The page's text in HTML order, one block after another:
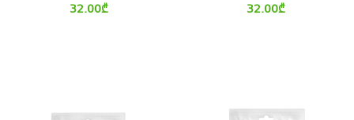
32.00₾ 32.00₾